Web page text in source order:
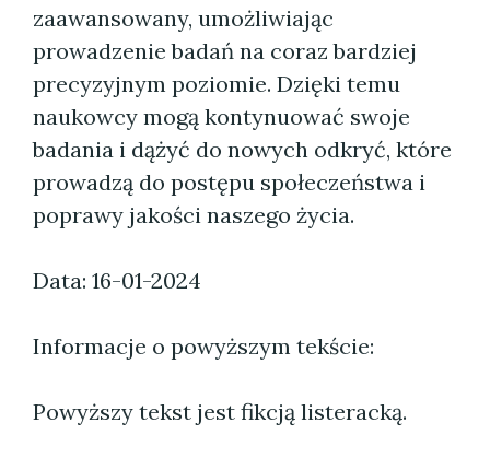
zaawansowany, umożliwiając
prowadzenie badań na coraz bardziej
precyzyjnym poziomie. Dzięki temu
naukowcy mogą kontynuować swoje
badania i dążyć do nowych odkryć, które
prowadzą do postępu społeczeństwa i
poprawy jakości naszego życia.
Data: 16-01-2024
Informacje o powyższym tekście:
Powyższy tekst jest fikcją listeracką.